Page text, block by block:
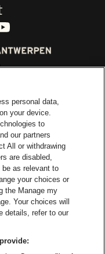
naar de website van
Europcar
Ga naar de
Coca-Cola
naar de website van
Ga naar
Champagne
Ga naar de website
website van Het
Ga naar de
vanbe•at
personal data,
your device.
to
our partners
All or withdrawing
are disabled,
as relevant to
your choices or
the Manage my
Your choices will
details, refer to our